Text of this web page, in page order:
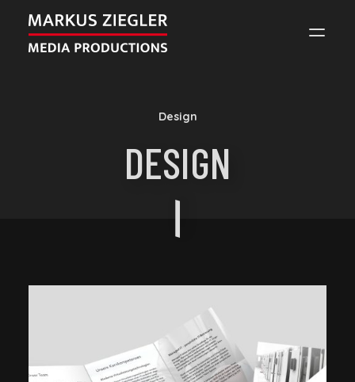
ZIEGLER
MEDIA
PRODUCTIONS
Design
DESIGN